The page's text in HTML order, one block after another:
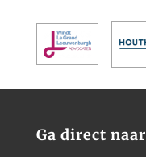
Ga direct naar